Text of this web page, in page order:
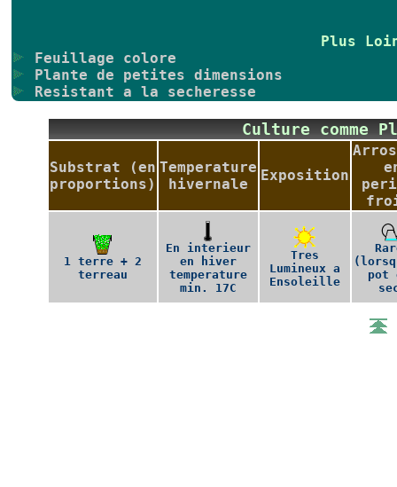
Plus
Feuillage colore
Plante de petites dimensions
Resistant a la secheresse
Culture
Substrat (en
proportions)
Temperature
hivernale
Exposition
1 terre + 2
terreau
En interieur
en hiver
temperature
min. 17C
Tres
Lumineux a
Ensoleille
pot